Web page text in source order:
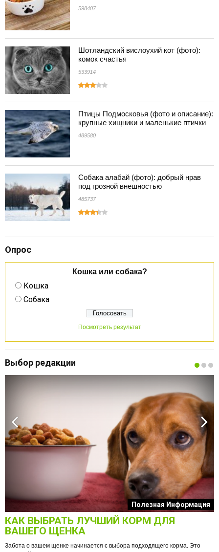
598407
Шотландский вислоухий кот (фото):
комок счастья
533914
Птицы Подмосковья (фото и описание):
крупные хищники и маленькие птички
489580
Собака алабай (фото): добрый нрав
под грозной внешностью
485737
Опрос
Кошка или собака?
Кошка
Собака
Посмотреть результат
Выбор редакции
Полезная Информация
КАК ВЫБРАТЬ ЛУЧШИЙ КОРМ ДЛЯ
ВАШЕГО ЩЕНКА
Забота о вашем щенке начинается с выбора подходящего корма. Это